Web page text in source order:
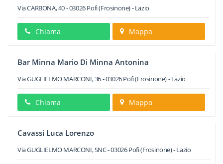
Via CARBONA, 40-03026Pofi(Frosinone) -Lazio
Chiama Mappa
Bar Minna Mario Di Minna Antonina
Via GUGLIELMO MARCONI, 36-03026Pofi(Frosinone) -Lazio
Chiama Mappa
Cavassi Luca Lorenzo
Via GUGLIELMO MARCONI, SNC-03026Pofi(Frosinone) -Lazio